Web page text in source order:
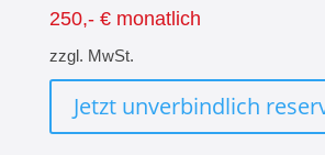
250,- € monatlich
zzgl. MwSt.
Jetzt unverbindlich